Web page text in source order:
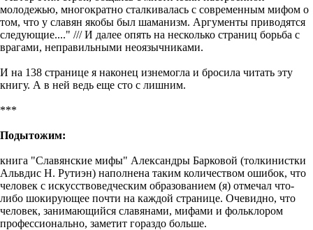
молодежью, многократно сталкивалась с современным мифом о
том, что у славян якобы был шаманизм. Аргументы приводятся
следующие...." /// И далее опять на несколько страниц борьба с
врагами, неправильными неоязычниками.
И на 138 странице я наконец изнемогла и бросила читать эту
книгу. А в ней ведь еще сто с лишним.
***
Подытожим:
книга "Славянские мифы" Александры Барковой (толкинистки
Альвдис Н. Рутиэн) наполнена таким количеством ошибок, что
человек с искусствоведческим образованием (я) отмечал что-
либо шокирующее почти на каждой странице. Очевидно, что
человек, занимающийся славянами, мифами и фольклором
профессионально, заметит гораздо больше.